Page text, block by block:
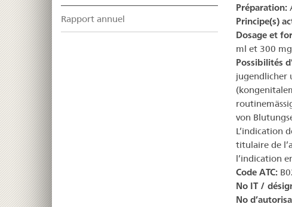
Rapport annuel
Préparation:
Principe(s)
Dosage et
ml et 300
Possibilités
jugendlicher
von
L’indication
titulaire de
l’indication
Code ATC:
No IT /
No